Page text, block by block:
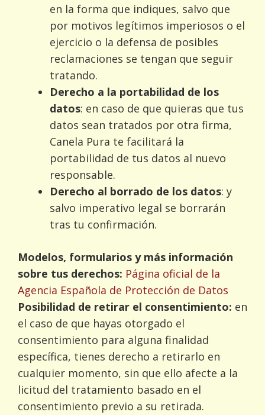
en la forma que indiques, salvo que
por motivos legítimos imperiosos o el
ejercicio o la defensa de posibles
reclamaciones se tengan que seguir
tratando.
Derecho a la portabilidad de los
datos: en caso de que quieras que tus
datos sean tratados por otra firma,
Canela Pura te facilitará la
portabilidad de tus datos al nuevo
responsable.
Derecho al borrado de los datos: y
salvo imperativo legal se borrarán
tras tu confirmación.
Modelos, formularios y más información
sobre tus derechos: Página oficial de la
Agencia Española de Protección de Datos
Posibilidad de retirar el consentimiento: en
el caso de que hayas otorgado el
consentimiento para alguna finalidad
específica, tienes derecho a retirarlo en
cualquier momento, sin que ello afecte a la
licitud del tratamiento basado en el
consentimiento previo a su retirada.